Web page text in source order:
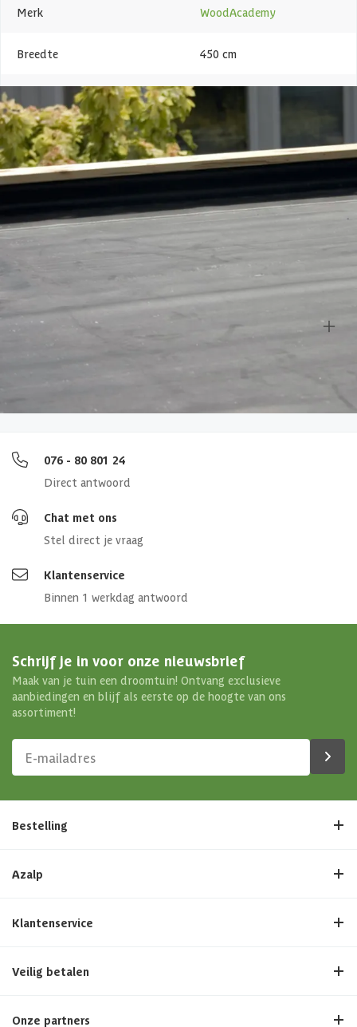
Merk WoodAcademy
Breedte 450 cm
Levertijd Out of stock
Type
Azalp artikelcode 25-247-0010-0
1025247001008
Overige specificaties
We maken het betaalbaar.
076 - 80 801 24
Direct antwoord
Chat met ons
Stel direct je vraag
Klantenservice
Binnen 1 werkdag antwoord
Schrijf je in voor onze nieuwsbrief
Maak van je tuin een droomtuin! Ontvang exclusieve
aanbiedingen en blijf als eerste op de hoogte van ons
assortiment!
Bestelling
Azalp
Klantenservice
Veilig betalen
Onze partners